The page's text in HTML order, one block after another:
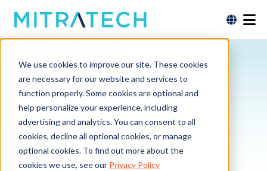
We use cookies to improve our site. These cookies
are necessary for our website and services to
function properly. Some cookies are optional and
help personalize your experience, including
advertising and analytics. You can consent to all
cookies, decline all optional cookies, or manage
optional cookies. To find out more about the
cookies we use, see our Privacy Policy
Mitratech
TeamConnect
以企业级精度管理法律事务和支出
联系我们
下载手册